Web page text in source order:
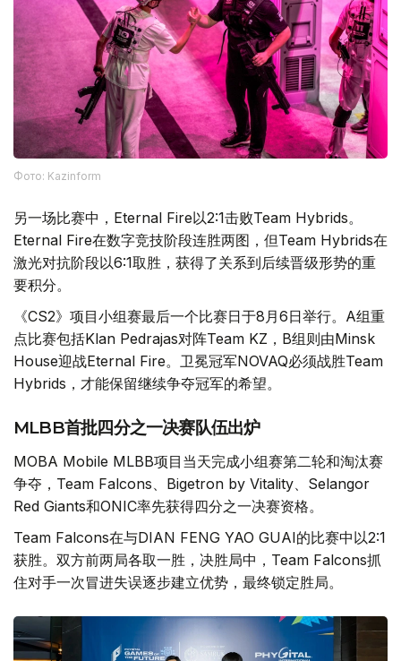
Фото: Kazinform
另一场比赛中，Eternal Fire以2:1击败Team Hybrids。
Eternal Fire在数字竞技阶段连胜两图，但Team Hybrids在
激光对抗阶段以6:1取胜，获得了关系到后续晋级形势的重
要积分。
《CS2》项目小组赛最后一个比赛日于8月6日举行。A组重
点比赛包括Klan Pedrajas对阵Team KZ，B组则由Minsk
House迎战Eternal Fire。卫冕冠军NOVAQ必须战胜Team
Hybrids，才能保留继续争夺冠军的希望。
MLBB首批四分之一决赛队伍出炉
MOBA Mobile MLBB项目当天完成小组赛第二轮和淘汰赛
争夺，Team Falcons、Bigetron by Vitality、Selangor
Red Giants和ONIC率先获得四分之一决赛资格。
Team Falcons在与DIAN FENG YAO GUAI的比赛中以2:1
获胜。双方前两局各取一胜，决胜局中，Team Falcons抓
住对手一次冒进失误逐步建立优势，最终锁定胜局。